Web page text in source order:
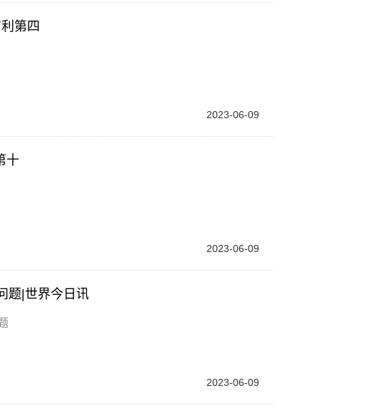
第四
2023-06-09
十
2023-06-09
题|世界今日讯
2023-06-09